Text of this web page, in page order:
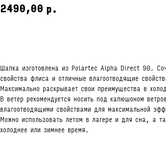
2490,00 р.
Шапка изготовлена из Polartec Alpha Direct 90.
свойства флиса и отличные влагоотводящие
Максимально раскрывает свои преимущества в
В ветер рекомендуется носить под капюшоном
влагоотводящими свойствами для максимальной
Можно использовать летом в лагере и для сна, а
холоднее или зимнее время.